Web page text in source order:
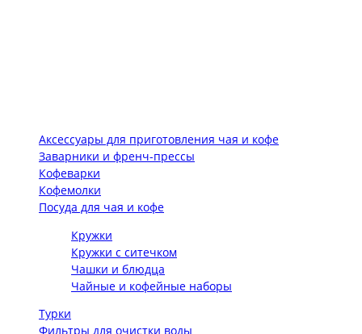
Аксессуары для приготовления чая и кофе
Заварники и френч-прессы
Кофеварки
Кофемолки
Посуда для чая и кофе
Кружки
Кружки с ситечком
Чашки и блюдца
Чайные и кофейные наборы
Турки
Фильтры для очистки воды